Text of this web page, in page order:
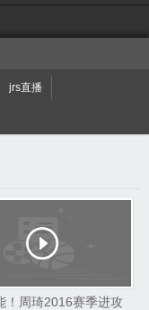
jrs直播
！周琦2016赛季进攻